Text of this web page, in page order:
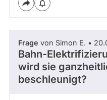
Frage von Simon E. •
Bahn-
wird sie
beschleunigt?